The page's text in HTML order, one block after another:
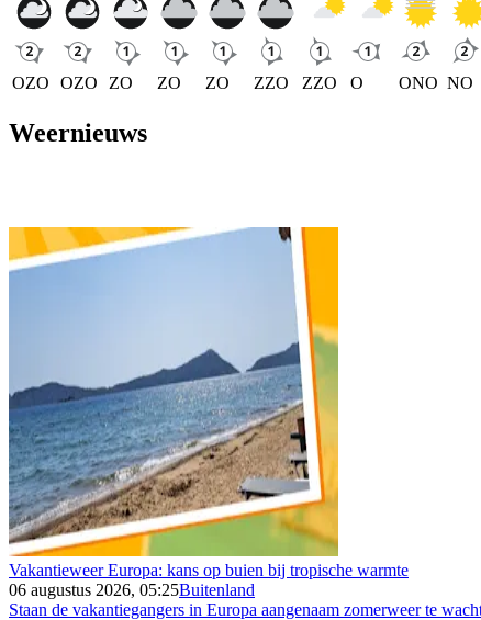
OZO OZO ZO ZO ZO ZZO ZZO O ONO NO
Weernieuws
Vakantieweer Europa: kans op buien bij tropische warmte
06 augustus 2026, 05:25Buitenland
Staan de vakantiegangers in Europa aangenaam zomerweer te